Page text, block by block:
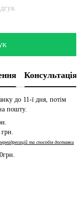
Консультація
до 11-ї дня, потім
пошту.
та способів доставки